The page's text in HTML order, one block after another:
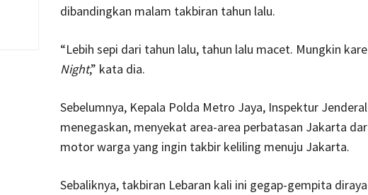
dibandingkan malam takbiran tahun lalu.
“Lebih sepi dari tahun lalu, tahun lalu macet. Mungkin
Night,” kata dia.
Sebelumnya, Kepala Polda Metro Jaya, Inspektur
menegaskan, menyekat area-area perbatasan Jakarta
motor warga yang ingin takbir keliling menuju Jakarta.
Sebaliknya, takbiran Lebaran kali ini gegap-gempita